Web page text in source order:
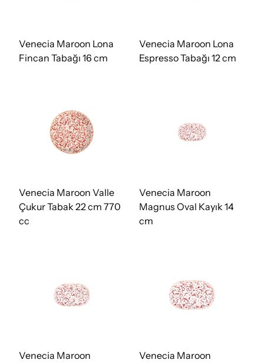
Venecia Maroon Lona
Fincan Tabağı 16 cm
Venecia Maroon Lona
Espresso Tabağı 12 cm
Venecia Maroon Valle
Çukur Tabak 22 cm 770
cc
Venecia Maroon
Magnus Oval Kayık 14
cm
Venecia Maroon
Venecia Maroon